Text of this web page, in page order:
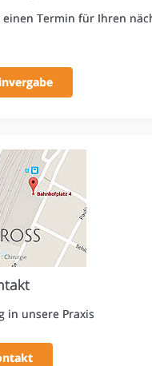
einen Termin für Ihren
in unsere Praxis